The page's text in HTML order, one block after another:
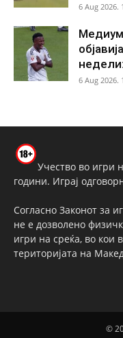
6 Aug 2026.
6 Aug 2026.
Учество во игри
години. Играј
Согласно Законот за
не е дозволено
игри на среќа, во кои
територијата на
©